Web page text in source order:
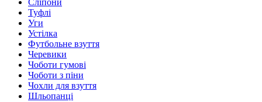
Сліпони
Туфлі
Уги
Устілка
Футбольне взуття
Черевики
Чоботи гумові
Чоботи з піни
Чохли для взуття
Шльопанці